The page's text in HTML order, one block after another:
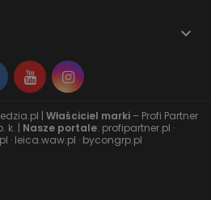

| Właściciel marki– Profi Partner
k. | Nasze portale: profipartner.pl ·
· leica.waw.pl · bycongrp.pl